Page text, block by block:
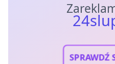
SPRAWDŹ